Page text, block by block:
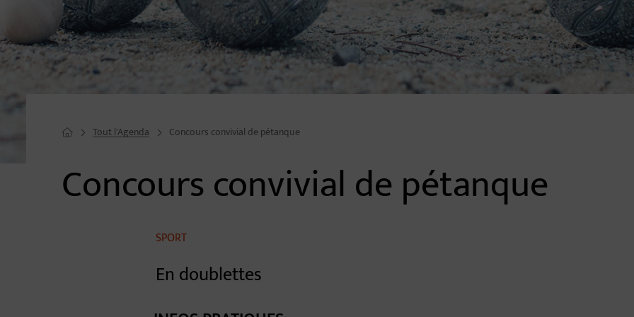
Image d'illustration de Concours convivial de pétanque
Page d'accueil du site
Tout l'Agenda Concours convivial de pétanque
Concours convivial de pétanque
SPORT
En doublettes